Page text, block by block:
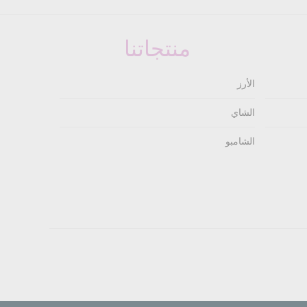
منتجاتنا
الأرز
الشاي
الشامبو